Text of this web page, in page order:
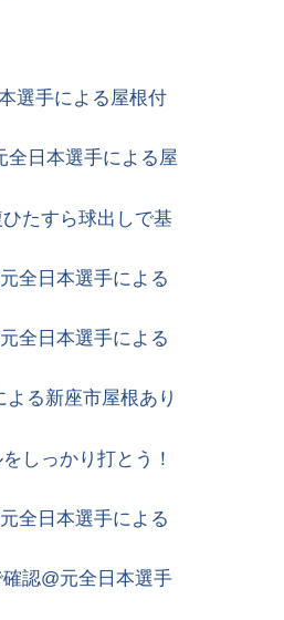
選手による屋根付
全日本選手による屋
たすら球出しで基
全日本選手による
全日本選手による
る新座市屋根あり
しっかり打とう！
全日本選手による
認@元全日本選手